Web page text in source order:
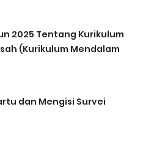
2025 Tentang Kurikulum
(Kurikulum Mendalam
dan Mengisi Survei